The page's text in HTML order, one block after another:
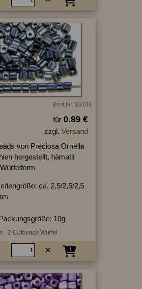
Best.Nr.:19108
für 0.89 €
zzgl. Versand
von Preciosa Ornella
hergestellt, hämatit
ca. 2,5/2,5/2,5
10g
2-Cutbeads Würfel